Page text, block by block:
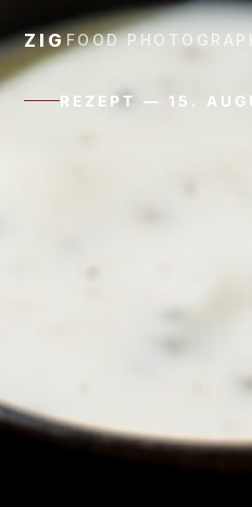
ZIGFOOD
REZEPT — 15.